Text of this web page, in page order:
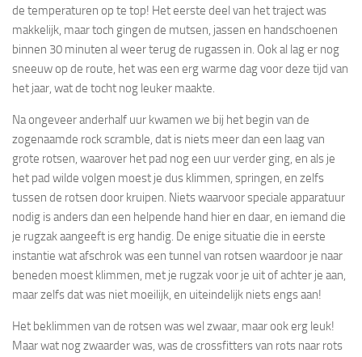
de temperaturen op te top! Het eerste deel van het traject was
makkelijk, maar toch gingen de mutsen, jassen en handschoenen
binnen 30 minuten al weer terug de rugassen in. Ook al lag er nog
sneeuw op de route, het was een erg warme dag voor deze tijd van
het jaar, wat de tocht nog leuker maakte.
Na ongeveer anderhalf uur kwamen we bij het begin van de
zogenaamde rock scramble, dat is niets meer dan een laag van
grote rotsen, waarover het pad nog een uur verder ging, en als je
het pad wilde volgen moest je dus klimmen, springen, en zelfs
tussen de rotsen door kruipen. Niets waarvoor speciale apparatuur
nodig is anders dan een helpende hand hier en daar, en iemand die
je rugzak aangeeft is erg handig. De enige situatie die in eerste
instantie wat afschrok was een tunnel van rotsen waardoor je naar
beneden moest klimmen, met je rugzak voor je uit of achter je aan,
maar zelfs dat was niet moeilijk, en uiteindelijk niets engs aan!
Het beklimmen van de rotsen was wel zwaar, maar ook erg leuk!
Maar wat nog zwaarder was, was de crossfitters van rots naar rots